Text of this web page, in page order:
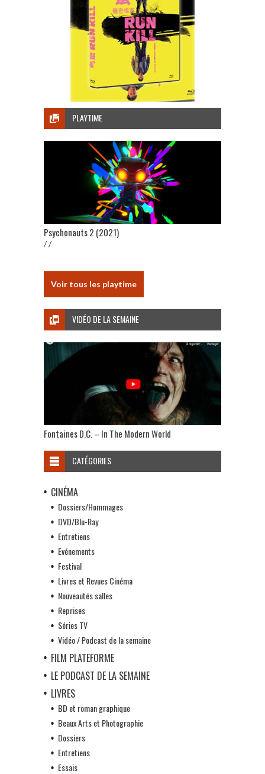
PLAYTIME
Psychonauts 2 (2021)
/ /
Voir tous les playtime
VIDÉO DE LA SEMAINE
Fontaines D.C. – In The Modern World
CATÉGORIES
CINÉMA
Dossiers/Hommages
DVD/Blu-Ray
Entretiens
Evénements
Festival
Livres et Revues Cinéma
Nouveautés salles
Reprises
Séries TV
Vidéo / Podcast de la semaine
FILM PLATEFORME
LE PODCAST DE LA SEMAINE
LIVRES
BD et roman graphique
Beaux Arts et Photographie
Dossiers
Entretiens
Essais